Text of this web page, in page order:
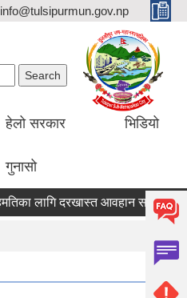
info@tulsipurmun.gov.np
हेलो सरकार
गुनासो
भिडियो
लागि दरखास्त आवहान सम्बन्धि सूचना